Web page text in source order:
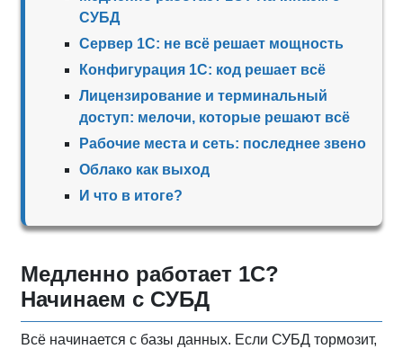
СУБД
Сервер 1С: не всё решает мощность
Конфигурация 1С: код решает всё
Лицензирование и терминальный
доступ: мелочи, которые решают всё
Рабочие места и сеть: последнее звено
Облако как выход
И что в итоге?
Медленно работает 1С?
Начинаем с СУБД
Всё начинается с базы данных. Если СУБД тормозит,